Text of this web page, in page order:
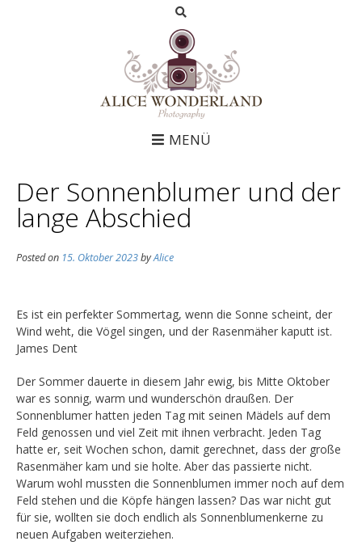
MENÜ
Der Sonnenblumer und der
lange Abschied
Posted on 15. Oktober 2023byAlice
Es ist ein perfekter Sommertag, wenn die Sonne scheint, der
Wind weht, die Vögel singen, und der Rasenmäher kaputt ist.
James Dent
Der Sommer dauerte in diesem Jahr ewig, bis Mitte Oktober
war es sonnig, warm und wunderschön draußen. Der
Sonnenblumer hatten jeden Tag mit seinen Mädels auf dem
Feld genossen und viel Zeit mit ihnen verbracht. Jeden Tag
hatte er, seit Wochen schon, damit gerechnet, dass der große
Rasenmäher kam und sie holte. Aber das passierte nicht.
Warum wohl mussten die Sonnenblumen immer noch auf dem
Feld stehen und die Köpfe hängen lassen? Das war nicht gut
für sie, wollten sie doch endlich als Sonnenblumenkerne zu
neuen Aufgaben weiterziehen.